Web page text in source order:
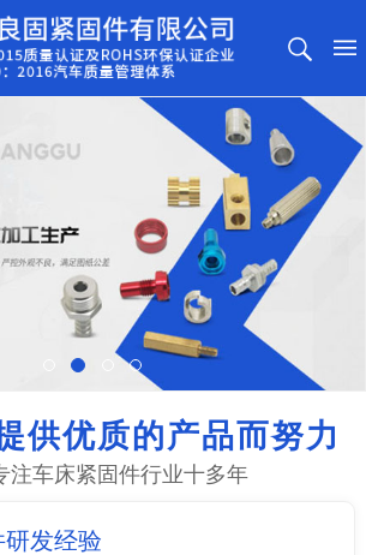
供优质的产品而努力
注车床紧固件行业十多年
研发经验